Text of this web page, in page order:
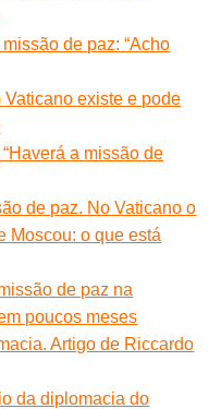
de paz: “Acho
existe e pode
a missão de
de paz. No Vaticano o
Moscou: o que está
de paz na
poucos meses
Artigo de Riccardo
da diplomacia do